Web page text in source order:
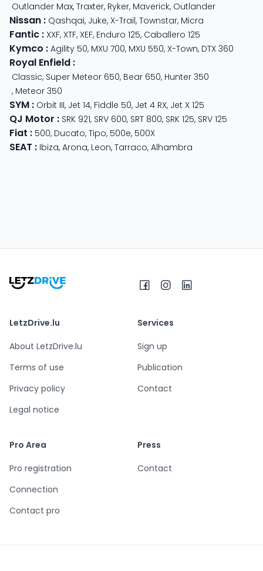
Outlander Max, Traxter, Ryker, Maverick, Outlander
Nissan : Qashqai, Juke, X-Trail, Townstar, Micra
Fantic : XXF, XTF, XEF, Enduro 125, Caballero 125
Kymco : Agility 50, MXU 700, MXU 550, X-Town, DTX 360
Royal Enfield :
Classic, Super Meteor 650, Bear 650, Hunter 350
, Meteor 350
SYM : Orbit III, Jet 14, Fiddle 50, Jet 4 RX, Jet X 125
QJ Motor : SRK 921, SRV 600, SRT 800, SRK 125, SRV 125
Fiat : 500, Ducato, Tipo, 500e, 500X
SEAT : Ibiza, Arona, Leon, Tarraco, Alhambra
LetzDrive.lu
About LetzDrive.lu
Terms of use
Privacy policy
Legal notice
Services
Sign up
Publication
Contact
Pro Area
Pro registration
Connection
Contact pro
Press
Contact